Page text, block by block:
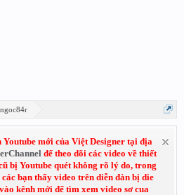
mới của Việt Designer tại địa
để theo dõi các video về thiết
bị Youtube quét không rõ lý do, trong
bạn thấy video trên diễn đàn bị die
kênh mới để tìm xem video sơ cua